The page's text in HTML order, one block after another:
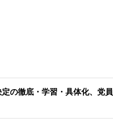
の徹底・学習・具体化、党